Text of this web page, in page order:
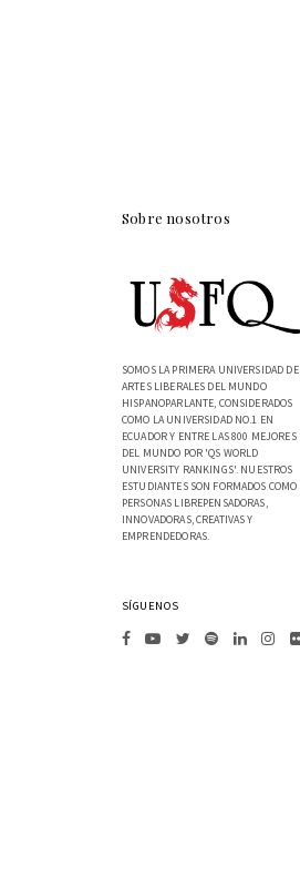
Sobre nosotros
SOMOS LA PRIMERA UNIVERSIDAD DE
ARTES LIBERALES DEL MUNDO
HISPANOPARLANTE, CONSIDERADOS
COMO LA UNIVERSIDAD NO.1 EN
ECUADOR Y ENTRE LAS 800 MEJORES
DEL MUNDO POR 'QS WORLD
UNIVERSITY RANKINGS'. NUESTROS
ESTUDIANTES SON FORMADOS COMO
PERSONAS LIBREPENSADORAS,
INNOVADORAS, CREATIVAS Y
EMPRENDEDORAS.
SÍGUENOS